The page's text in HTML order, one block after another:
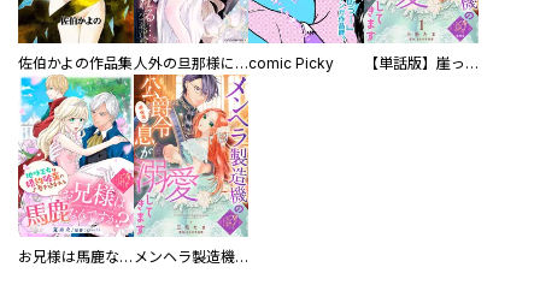
佐伯かよの作品集 人外の旦那様に娶られ毎晩ナカまで愛される…。アンソロジーcomic Picky 【単話版】崖っぷち令嬢ですが、意地と策略で幸せになります！シリーズ
お兄様は馬鹿なんですか？～地味王女は婚約破棄に巻き込まれる～ メンヘラ製造機の公爵令息（過保護）が溺愛してきます